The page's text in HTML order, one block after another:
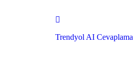
Trendyol AI Cevaplama